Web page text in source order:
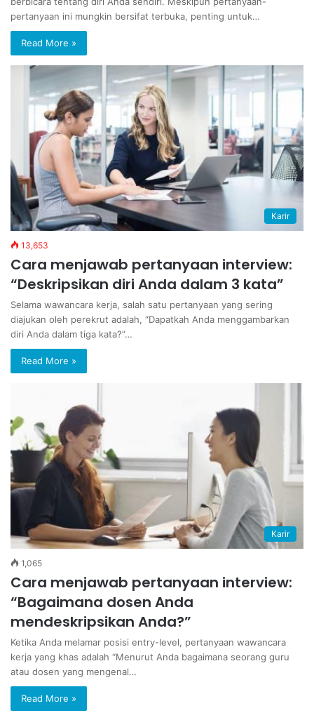
pertanyaan ini mungkin bersifat terbuka, penting untuk…
Read More »
Karir
13,653
Cara menjawab pertanyaan interview:
“Deskripsikan diri Anda dalam 3 kata”
Selama wawancara kerja, salah satu pertanyaan yang sering
diajukan oleh perekrut adalah, “Dapatkah Anda menggambarkan
diri Anda dalam tiga kata?”…
Read More »
Karir
1,065
Cara menjawab pertanyaan interview:
“Bagaimana dosen Anda
mendeskripsikan Anda?”
Ketika Anda melamar posisi entry-level, pertanyaan wawancara
kerja yang khas adalah “Menurut Anda bagaimana seorang guru
atau dosen yang mengenal…
Read More »